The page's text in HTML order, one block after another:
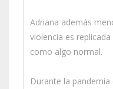
Adriana además
violencia es
como algo normal.
Durante la